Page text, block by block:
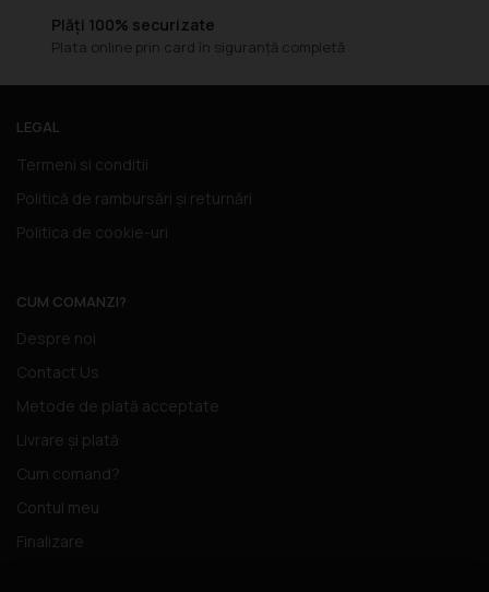
Plăți 100% securizate
Plata online prin card în siguranță completă
LEGAL
Termeni si conditii
Politică de rambursări și returnări
Politica de cookie-uri
CUM COMANZI?
Despre noi
Contact Us
Metode de plată acceptate
Livrare și plată
Cum comand?
Contul meu
Finalizare